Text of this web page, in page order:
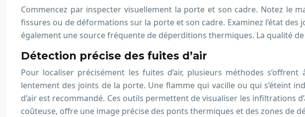
Commencez par inspecter visuellement la porte et son cadre. Notez le
fissures ou de déformations sur la porte et son cadre. Examinez l’état
également une source fréquente de déperditions thermiques. La qualité
Détection précise des fuites d’air
Pour localiser précisément les fuites d’air, plusieurs méthodes
lentement des joints de la porte. Une flamme qui vacille ou qui s’éteint
d’air est recommandé. Ces outils permettent de visualiser les infiltrations
coûteuse, offre une image précise des ponts thermiques et des zones de